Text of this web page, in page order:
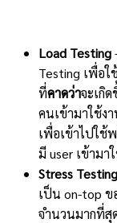
Load Testing
Testing เพื่อใ
ที่คาดว่าจะเกิ
คนเข้ามาใช้ง
เพื่อเข้าไปใช้
มี user เข้าม
Stress Testing
เป็น on-top ข
จำนวนมากที่สุ